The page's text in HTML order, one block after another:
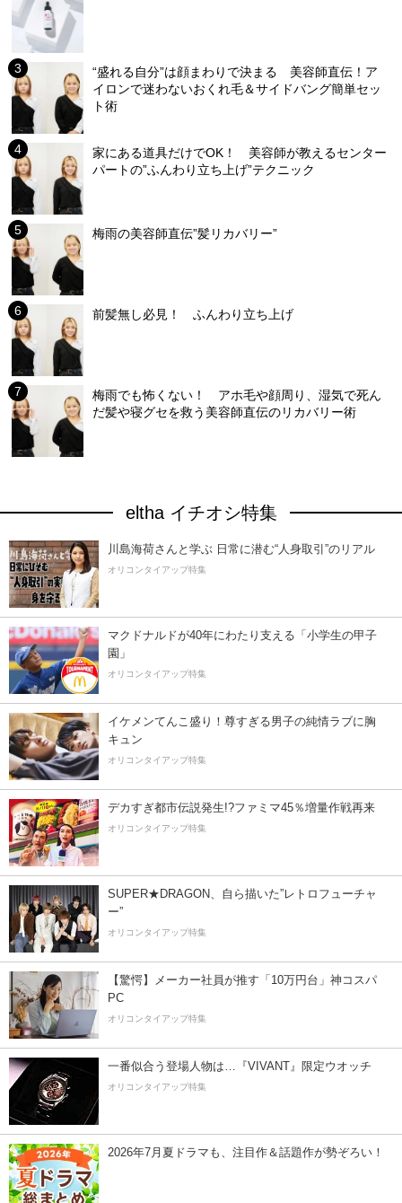
“盛れる自分”は顔まわりで決まる 美容師直伝！ア
イロンで迷わないおくれ毛＆サイドバング簡単セッ
ト術
家にある道具だけでOK！ 美容師が教えるセンター
パートの”ふんわり立ち上げ”テクニック
梅雨の美容師直伝”髪リカバリー”
前髪無し必見！ ふんわり立ち上げ
梅雨でも怖くない！ アホ毛や顔周り、湿気で死ん
だ髪や寝グセを救う美容師直伝のリカバリー術
eltha イチオシ特集
川島海荷さんと学ぶ 日常に潜む“人身取引”のリアル
オリコンタイアップ特集
マクドナルドが40年にわたり支える「小学生の甲子
園」
オリコンタイアップ特集
イケメンてんこ盛り！尊すぎる男子の純情ラブに胸
キュン
オリコンタイアップ特集
デカすぎ都市伝説発生!?ファミマ45％増量作戦再来
オリコンタイアップ特集
SUPER★DRAGON、自ら描いた”レトロフューチャ
ー”
オリコンタイアップ特集
【驚愕】メーカー社員が推す「10万円台」神コスパ
PC
オリコンタイアップ特集
一番似合う登場人物は…『VIVANT』限定ウオッチ
オリコンタイアップ特集
2026年7月夏ドラマも、注目作＆話題作が勢ぞろい！